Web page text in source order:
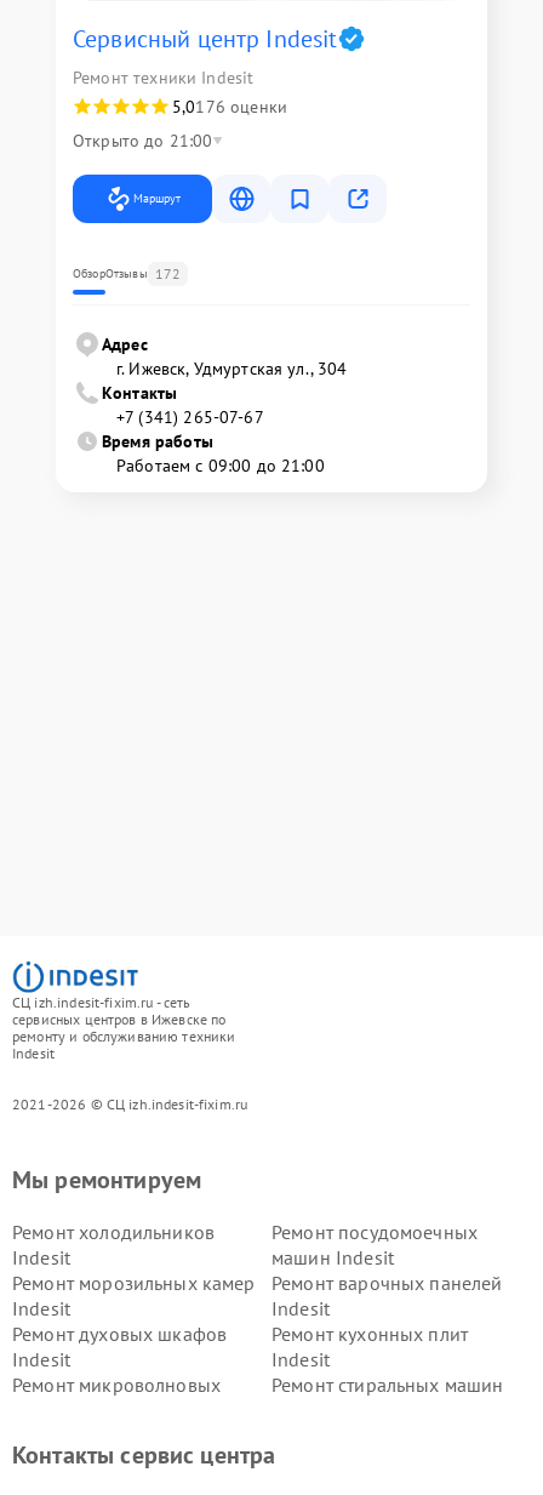
Сервисный центр Indesit
Ремонт техники Indesit
5,0176 оценки
Открыто до 21:00
Маршрут
ОбзорОтзывы 172
Адрес
г. Ижевск, Удмуртская ул., 304
Контакты
+7 (341) 265-07-67
Время работы
Работаем с 09:00 до 21:00
СЦ izh.indesit-fixim.ru - сеть
сервисных центров в Ижевске по
ремонту и обслуживанию техники
Indesit
2021-2026 © СЦ izh.indesit-fixim.ru
Мы ремонтируем
Ремонт холодильников
Indesit
Ремонт посудомоечных
машин Indesit
Ремонт морозильных камер
Indesit
Ремонт варочных панелей
Indesit
Ремонт духовых шкафов
Indesit
Ремонт кухонных плит
Indesit
Ремонт микроволновых
Ремонт стиральных машин
Indesit
Indesit
Контакты сервис центра